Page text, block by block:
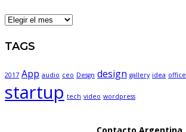
ARCHIVES
TAGS
2017 App audio ceo Desgn design gallery idea office
startup tech video wordpress